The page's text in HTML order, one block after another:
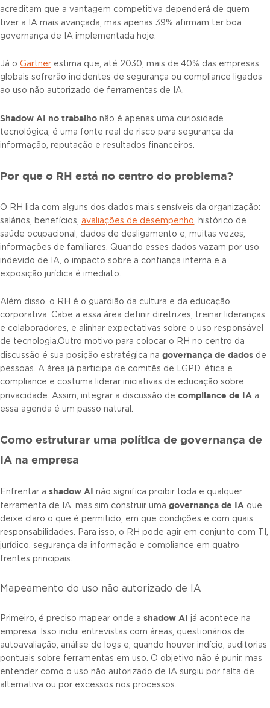
acreditam que a vantagem competitiva dependerá de quem
tiver a IA mais avançada, mas apenas 39% afirmam ter boa
governança de IA implementada hoje.
Já o Gartner estima que, até 2030, mais de 40% das empresas
globais sofrerão incidentes de segurança ou compliance ligados
ao uso não autorizado de ferramentas de IA.
Shadow AI no trabalho não é apenas uma curiosidade
tecnológica; é uma fonte real de risco para segurança da
informação, reputação e resultados financeiros.
Por que o RH está no centro do problema?
O RH lida com alguns dos dados mais sensíveis da organização:
salários, benefícios, avaliações de desempenho, histórico de
saúde ocupacional, dados de desligamento e, muitas vezes,
informações de familiares. Quando esses dados vazam por uso
indevido de IA, o impacto sobre a confiança interna e a
exposição jurídica é imediato.
Além disso, o RH é o guardião da cultura e da educação
corporativa. Cabe a essa área definir diretrizes, treinar lideranças
e colaboradores, e alinhar expectativas sobre o uso responsável
de tecnologia.Outro motivo para colocar o RH no centro da
discussão é sua posição estratégica na governança de dados de
pessoas. A área já participa de comitês de LGPD, ética e
compliance e costuma liderar iniciativas de educação sobre
privacidade. Assim, integrar a discussão de compliance de IA a
essa agenda é um passo natural.
Como estruturar uma política de governança de
IA na empresa
Enfrentar a shadow AI não significa proibir toda e qualquer
ferramenta de IA, mas sim construir uma governança de IA que
deixe claro o que é permitido, em que condições e com quais
responsabilidades. Para isso, o RH pode agir em conjunto com TI,
jurídico, segurança da informação e compliance em quatro
frentes principais.
Mapeamento do uso não autorizado de IA
Primeiro, é preciso mapear onde a shadow AI já acontece na
empresa. Isso inclui entrevistas com áreas, questionários de
autoavaliação, análise de logs e, quando houver indício, auditorias
pontuais sobre ferramentas em uso. O objetivo não é punir, mas
entender como o uso não autorizado de IA surgiu por falta de
alternativa ou por excessos nos processos.